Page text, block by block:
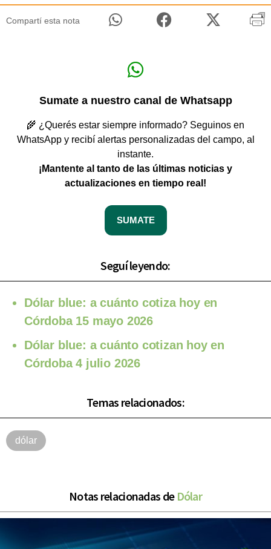
Compartí esta nota
Sumate a nuestro canal de Whatsapp
🌾 ¿Querés estar siempre informado? Seguinos en
WhatsApp y recibí alertas personalizadas del campo, al
instante.
¡Mantente al tanto de las últimas noticias y
actualizaciones en tiempo real!
SUMATE
Seguí leyendo:
Dólar blue: a cuánto cotiza hoy en
Córdoba 15 mayo 2026
Dólar blue: a cuánto cotizan hoy en
Córdoba 4 julio 2026
Temas relacionados:
dólar
Notas relacionadas de Dólar